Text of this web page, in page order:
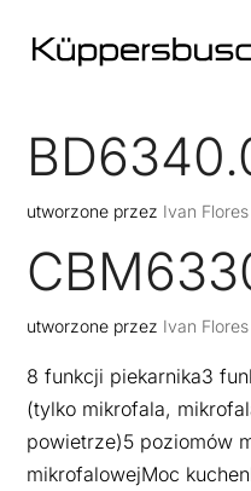
utworzone przez Ivan Flores
utworzone przez Ivan Flores
8 funkcji piekarnika3
(tylko mikrofala,
powietrze)5 poziomów
mikrofalowejMoc